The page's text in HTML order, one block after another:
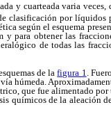
y cuarteada varia
clasificación por líquidos
según el esquema
para obtener las
de todas las
de lafigura 1 .
húmeda.
que fue alimentado
químicos de la aleación